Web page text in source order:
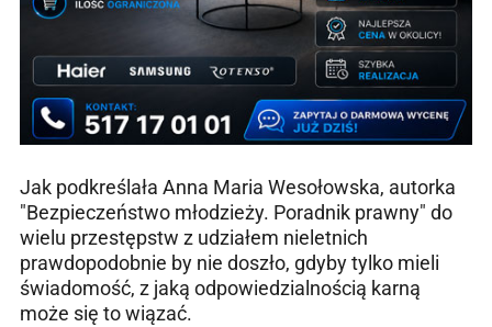
Jak podkreślała Anna Maria Wesołowska, autorka
"Bezpieczeństwo młodzieży. Poradnik prawny" do
wielu przestępstw z udziałem nieletnich
prawdopodobnie by nie doszło, gdyby tylko mieli
świadomość, z jaką odpowiedzialnością karną
może się to wiązać.